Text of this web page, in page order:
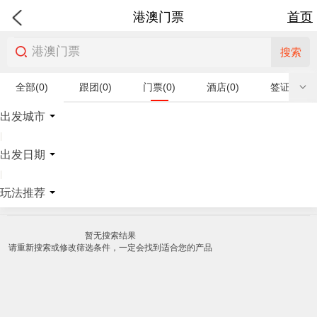
港澳门票 首页
搜索
全部(0) 跟团(0) 门票(0) 酒店(0) 签证(0)
特产商品(0)
出发城市
|
出发日期
|
玩法推荐
暂无搜索结果
请重新搜索或修改筛选条件，一定会找到适合您的产品